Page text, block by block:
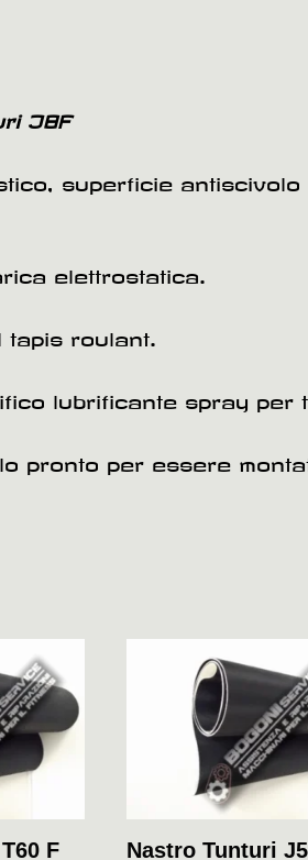
J8F
superficie antiscivolo
elettrostatica.
tapis roulant.
lubrificante spray per
pronto per essere
F Nastro Tunturi